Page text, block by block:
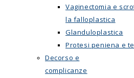
Vaginectomia e
la falloplastica
Glanduloplastica
Protesi peniena e
Decorso e
complicanze